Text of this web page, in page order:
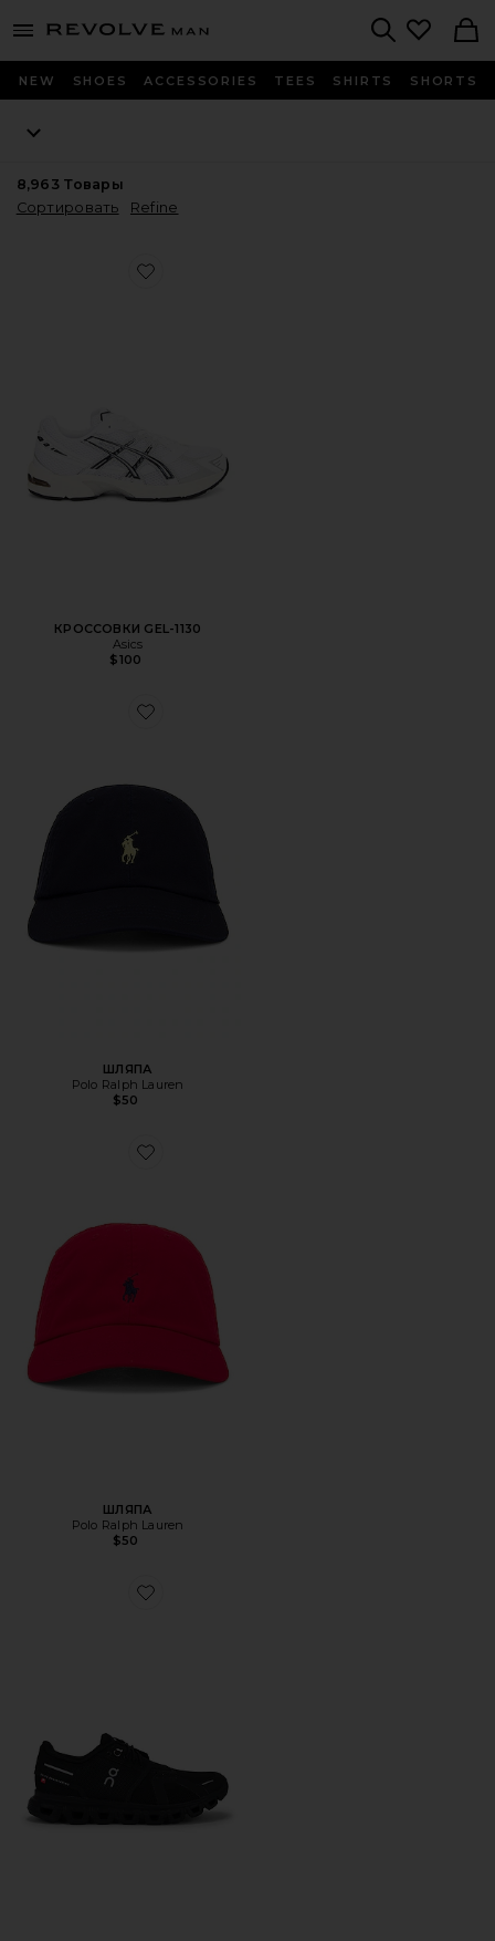
menu - shows more content
Revolve
NEW SHOES ACCESSORIES TEES SHIRTS SHORTS
8,963 Товары
Сортировать
Refine
Favorite КРОССОВКИ GEL-1130
КРОССОВКИ GEL-1130
Asics
$100
Favorite ШЛЯПА
ШЛЯПА
Polo Ralph Lauren
$50
Favorite ШЛЯПА
ШЛЯПА
Polo Ralph Lauren
$50
Favorite КРОССОВКИ CLOUD 6